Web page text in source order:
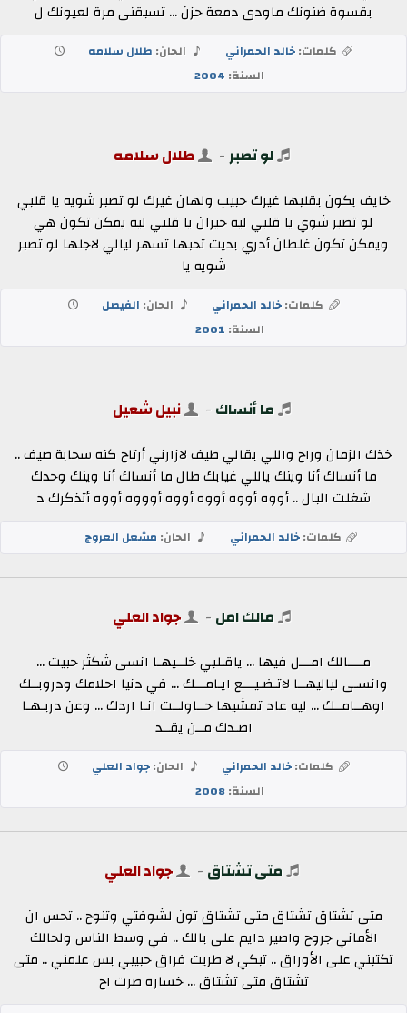
بقسوة ضنونك ماودى دمعة حزن ... تسبقنى مرة لعيونك ل
كلمات:خالد الحمراني الحان: طلال سلامه
السنة: 2004
لو تصبر- طلال سلامه
خايف يكون بقلبها غيرك حبيب ولهان غيرك لو تصبر شويه يا قلبي
لو تصبر شوي يا قلبي ليه حيران يا قلبي ليه يمكن تكون هي
ويمكن تكون غلطان أدري بديت تحبها تسهر ليالي لاجلها لو تصبر
شويه يا
كلمات:خالد الحمراني الحان: الفيصل
السنة: 2001
ما أنساك - نبيل شعيل
خذك الزمان وراح واللي بقالي طيف لازارني أرتاح كنه سحابة صيف ..
ما أنساك أنا وينك ياللي غيابك طال ما أنساك أنا وينك وحدك
شغلت البال .. أووه أووه أووه أووه أوووه أووه أتذكرك د
كلمات:خالد الحمراني الحان: مشعل العروج
مالك امل - جواد العلي
مــــالك امـــل فيها ... ياقـلبي خلــيهـا انسى شكثر حبيت ...
وانسـى لياليهــا لاتـضـيـــع ايـامـــك ... في دنيا احلامك ودروبــك
اوهــامــك ... ليه عاد تمشيها حــاولــت انـا اردك ... وعن دربـهـا
اصـدك مــن يقــد
كلمات:خالد الحمراني الحان:جواد العلي
السنة:2008
متى تشتاق - جواد العلي
متى تشتاق تشتاق متى تشتاق تون لشوفتي وتنوح .. تحس ان
الأماني جروح واصير دايم على بالك .. في وسط الناس ولحالك
تكتبني على الأوراق .. تبكي لا طريت فراق حبيبي بس علمني .. متى
تشتاق متى تشتاق ... خساره صرت اح